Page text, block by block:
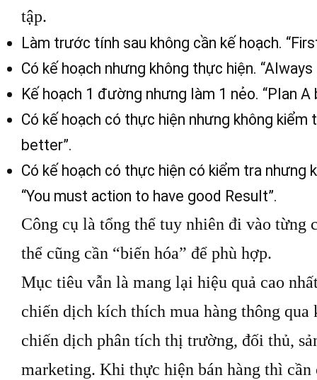
tập.
Làm trước tính sau không cần kế hoạch.
Có kế hoạch nhưng không thực hiện.
Kế hoạch 1 đường nhưng làm 1 nẻo. “Plan A
Có kế hoạch có thực hiện nhưng không kiểm
better”.
Có kế hoạch có thực hiện có kiểm tra nhưng
“You must action to have good Result”.
Công cụ là tổng thể tuy nhiên đi vào từng
thể cũng cần “biến hóa” để phù hợp.
Mục tiêu vẫn là mang lại hiệu quả cao
chiến dịch kích thích mua hàng thông
chiến dịch phân tích thị trường, đối thủ,
marketing. Khi thực hiện bán hàng thì